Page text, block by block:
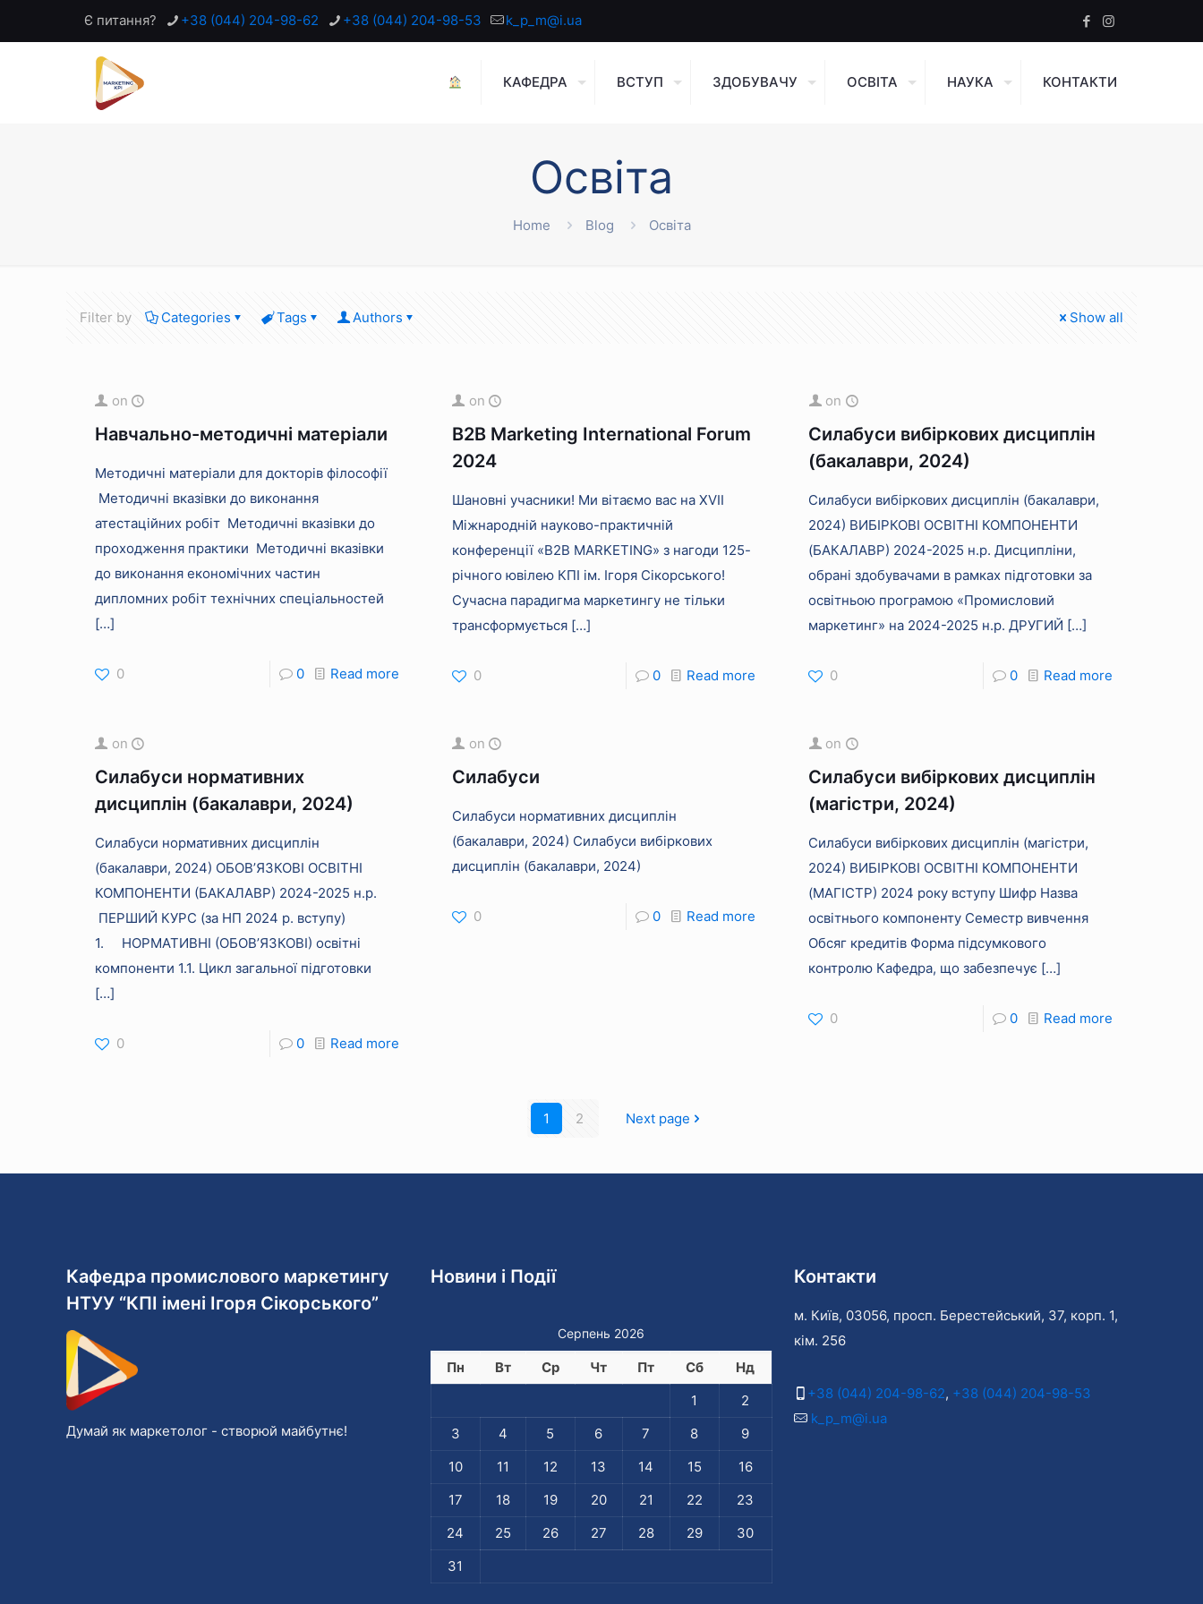
Є питання? +38 (044) 204-98-62 +38 (044) 204-98-53 k_p_m@i.ua
КАФЕДРА ВСТУП ЗДОБУВАЧУ ОСВІТА НАУКА КОНТАКТИ
Освіта
Home Blog Освіта
Filter by Categories Tags Authors Show all
on
Навчально-методичні матеріали
Методичні матеріали для докторів філософії
Методичні вказівки до виконання
атестаційних робіт Методичні вказівки до
проходження практики Методичні вказівки
до виконання економічних частин
дипломних робіт технічних спеціальностей
[…]
0 0 Read more
on
B2B Marketing International Forum
2024
Шановні учасники! Ми вітаємо вас на XVII
Міжнародній науково-практичній
конференції «В2В MARKETING» з нагоди 125-
річного ювілею КПІ ім. Ігоря Сікорського!
Сучасна парадигма маркетингу не тільки
трансформується[…]
0 0 Read more
on
Силабуси вибіркових дисциплін
(бакалаври, 2024)
Силабуси вибіркових дисциплін (бакалаври,
2024) ВИБІРКОВІ ОСВІТНІ КОМПОНЕНТИ
(БАКАЛАВР) 2024-2025 н.р. Дисципліни,
обрані здобувачами в рамках підготовки за
освітньою програмою «Промисловий
маркетинг» на 2024-2025 н.р. ДРУГИЙ […]
0 0 Read more
on
Силабуси нормативних
дисциплін (бакалаври, 2024)
Силабуси нормативних дисциплін
(бакалаври, 2024) ОБОВ’ЯЗКОВІ ОСВІТНІ
КОМПОНЕНТИ (БАКАЛАВР) 2024-2025 н.р.
ПЕРШИЙ КУРС (за НП 2024 р. вступу)
1. НОРМАТИВНІ (ОБОВ’ЯЗКОВІ) освітні
компоненти 1.1. Цикл загальної підготовки
[…]
0 0 Read more
on
Силабуси
Силабуси нормативних дисциплін
(бакалаври, 2024) Силабуси вибіркових
дисциплін (бакалаври, 2024)
0 0 Read more
on
Силабуси вибіркових дисциплін
(магістри, 2024)
Силабуси вибіркових дисциплін (магістри,
2024) ВИБІРКОВІ ОСВІТНІ КОМПОНЕНТИ
(МАГІСТР) 2024 року вступу Шифр Назва
освітнього компоненту Семестр вивчення
Обсяг кредитів Форма підсумкового
контролю Кафедра, що забезпечує […]
0 0 Read more
1 2 Next page
Кафедра промислового маркетингу
НТУУ “КПІ імені Ігоря Сікорського”
Думай як маркетолог - cтворюй майбутнє!
Новини і Події
Серпень 2026
Пн Вт Ср Чт Пт Сб
Нд
1
2
3
4 5 6 7 8
9
10
11 12 13 14 15
16
17
18 19 20 21 22
23
24
25 26 27 28 29
30
31
Контакти
м. Київ, 03056, просп. Берестейський, 37, корп. 1,
кім. 256
+38 (044) 204-98-62, +38 (044) 204-98-53
k_p_m@i.ua